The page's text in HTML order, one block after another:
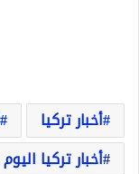
أخبار تركيا
أخبار تركيا